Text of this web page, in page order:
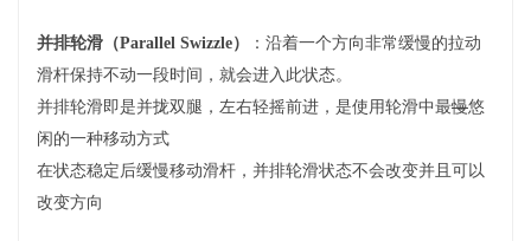
并排轮滑（Parallel Swizzle）
：沿着一个方向非常缓慢的拉动
滑杆保持不动一段时间，就会进入此状态。
并排轮滑即是并拢双腿，左右轻摇前进，是使用轮滑中最慢悠
闲的一种移动方式
在状态稳定后缓慢移动滑杆，并排轮滑状态不会改变并且可以
改变方向